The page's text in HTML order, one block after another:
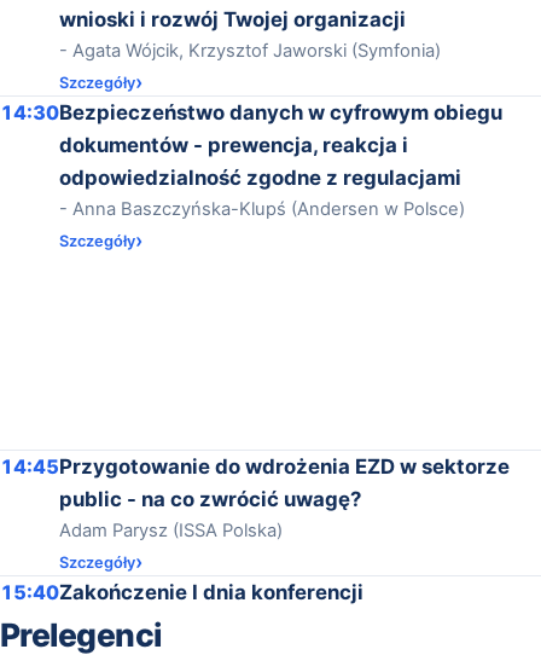
wnioski i rozwój Twojej organizacji
- Agata Wójcik, Krzysztof Jaworski (Symfonia)
Szczegóły
14:30Bezpieczeństwo danych w cyfrowym obiegu
dokumentów - prewencja, reakcja i
odpowiedzialność zgodne z regulacjami
- Anna Baszczyńska-Klupś (Andersen w Polsce)
Szczegóły
14:45Przygotowanie do wdrożenia EZD w sektorze
public - na co zwrócić uwagę?
Adam Parysz (ISSA Polska)
Szczegóły
15:40Zakończenie I dnia konferencji
Prelegenci